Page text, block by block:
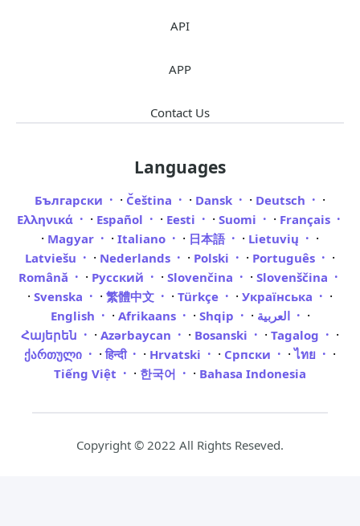
API
APP
Contact Us
Languages
Български · Čeština · Dansk · Deutsch ·
Ελληνικά · Español · Eesti · Suomi · Français
· Magyar · Italiano · 日本語 · Lietuvių ·
Latviešu · Nederlands · Polski · Português ·
Română · Русский · Slovenčina · Slovenščina
· Svenska · 繁體中文 · Türkçe · Українська ·
English · Afrikaans · Shqip · العربية ·
Հայերեն · Azərbaycan · Bosanski · Tagalog ·
ქართული · हिन्दी · Hrvatski · Српски ·ไทย ·
Tiếng Việt · 한국어 · Bahasa Indonesia
Copyright © 2022 All Rights Reseved.